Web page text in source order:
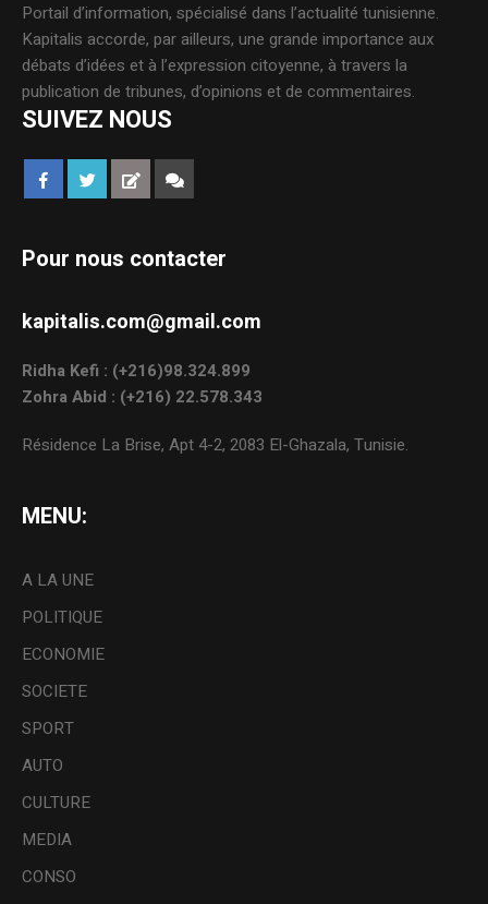
Portail d’information, spécialisé dans l’actualité tunisienne.
Kapitalis accorde, par ailleurs, une grande importance aux
débats d’idées et à l’expression citoyenne, à travers la
publication de tribunes, d’opinions et de commentaires.
SUIVEZ NOUS
Pour nous contacter
kapitalis.com@gmail.com
Ridha Kefi : (+216)98.324.899
Zohra Abid : (+216) 22.578.343
Résidence La Brise, Apt 4-2, 2083 El-Ghazala, Tunisie.
MENU:
A LA UNE
POLITIQUE
ECONOMIE
SOCIETE
SPORT
AUTO
CULTURE
MEDIA
CONSO